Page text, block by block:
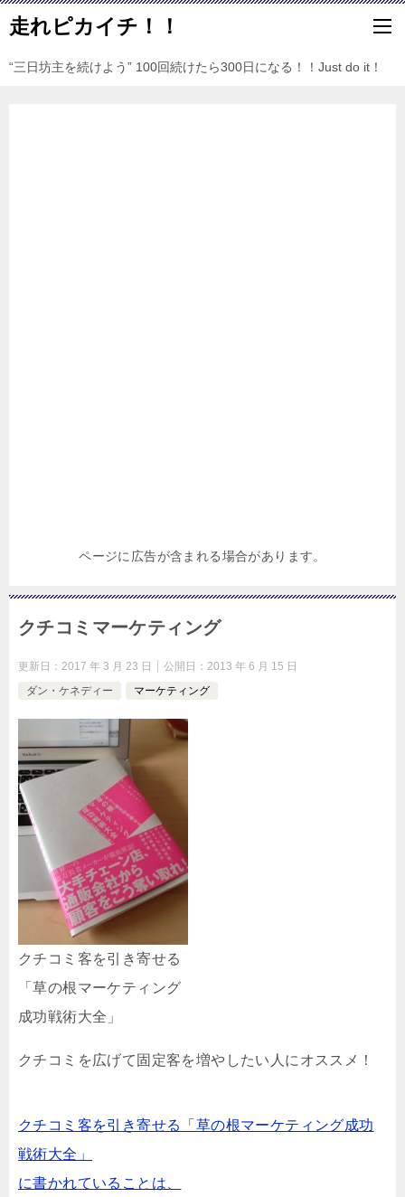
走れピカイチ！！
“三日坊主を続けよう” 100回続けたら300日になる！！Just do it！
ページに広告が含まれる場合があります。
クチコミマーケティング
更新日： 2017 年 3 月 23 日 公開日： 2013 年 6 月 15 日
ダン・ケネディー
マーケティング
クチコミ客を引き寄せる
「草の根マーケティング
成功戦術大全」
クチコミを広げて固定客を増やしたい人にオススメ！
クチコミ客を引き寄せる「草の根マーケティング成功
戦術大全」
に書かれていることは、